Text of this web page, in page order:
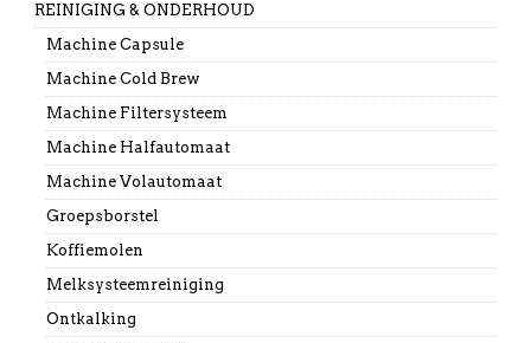
REINIGING & ONDERHOUD
Machine Capsule
Machine Cold Brew
Machine Filtersysteem
Machine Halfautomaat
Machine Volautomaat
Groepsborstel
Koffiemolen
Melksysteemreiniging
Ontkalking